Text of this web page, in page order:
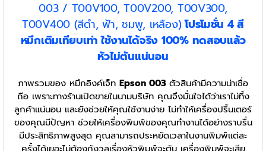
003 / T00V100, T00V200, T00V300,
T00V400 (สีดำ, ฟ้า, ชมพู, เหลือง)โปรโมชั่น 4 สี
หมึกเติมเทียบเท่า ใช้งานได้จริง 100% ทดสอบแล้ว
หัวไม่ตันแน่นอน
ภาพรวมของ หมึกอิงค์เจ็ท Epson 003 ตัวสินค้ามีความน่าเชื่อ
ถือ เพราะทางร้านเปิดขายในนามบริษัท คุณจึงมั่นใจได้ว่าเราไม่ทิ้ง
ลูกค้าแน่นอน และยังช่วยให้คุณใช้งานง่าย ไม่ทำให้เครื่องปริ้นเตอร์
ของคุณมีปัญหา ช่วยให้เครื่องพิมพ์ของคุณทำงานได้อย่างราบรื่น
มีประสิทธิภาพสูงสุด คุณสามารถประหยัดเวลาในงานพิมพ์แต่ละ
ครั้งได้เยอะไม่ต้องกังวลเรื่องหัวพิมพ์จะตัน เครื่องพิมพ์จะเสีย